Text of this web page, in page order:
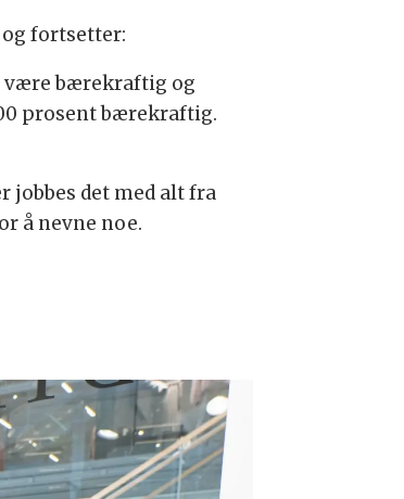
fortsetter:
være bærekraftig og
prosent bærekraftig.
jobbes det med alt fra
å nevne noe.